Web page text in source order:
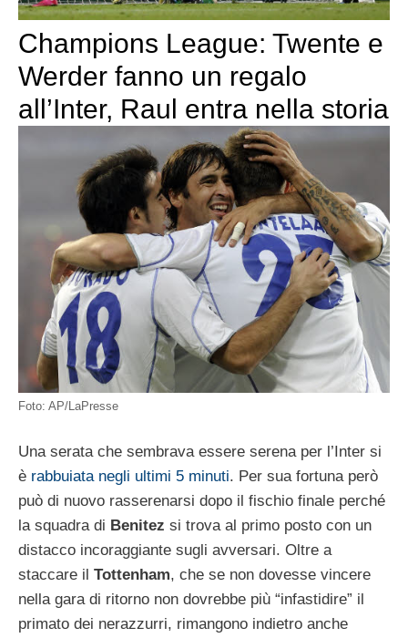
Champions League: Twente e
Werder fanno un regalo
all’Inter, Raul entra nella storia
Foto: AP/LaPresse
Una serata che sembrava essere serena per l’Inter si
è rabbuiata negli ultimi 5 minuti. Per sua fortuna però
può di nuovo rasserenarsi dopo il fischio finale perché
la squadra di Benitez si trova al primo posto con un
distacco incoraggiante sugli avversari. Oltre a
staccare il Tottenham, che se non dovesse vincere
nella gara di ritorno non dovrebbe più “infastidire” il
primato dei nerazzurri, rimangono indietro anche